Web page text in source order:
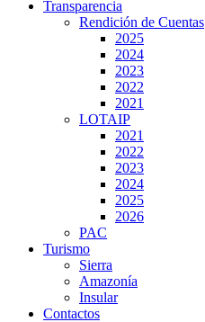
Transparencia
Rendición de Cuentas
2025
2024
2023
2022
2021
LOTAIP
2021
2022
2023
2024
2025
2026
PAC
Turismo
Sierra
Amazonía
Insular
Contactos